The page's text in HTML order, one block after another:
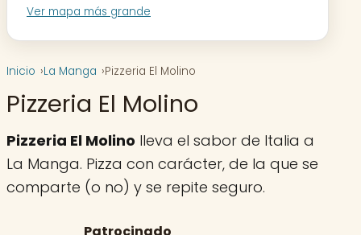
Ver mapa más grande
Inicio La Manga Pizzeria El Molino
Pizzeria El Molino
Pizzeria El Molino lleva el sabor de Italia a
La Manga. Pizza con carácter, de la que se
comparte (o no) y se repite seguro.